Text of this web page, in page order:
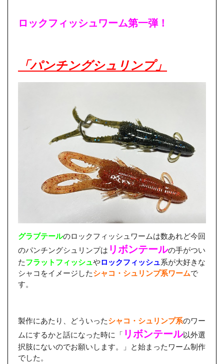
ロックフィッシュワーム第一弾！
「パンチングシュリンプ」
グラブテールのロックフィッシュワームは数あれど今回
のパンチングシュリンプは リボンテールの手がつい
たフラットフィッシュやロックフィッシュ系が大好きな
シャコをイメージしたシャコ・シュリンプ系ワームで
す。
製作にあたり、どういったシャコ・シュリンプ系のワー
ムにするかと話になった時に「 リボンテール以外選
択肢にないのでお願いします。」と始まったワーム制作
でした。